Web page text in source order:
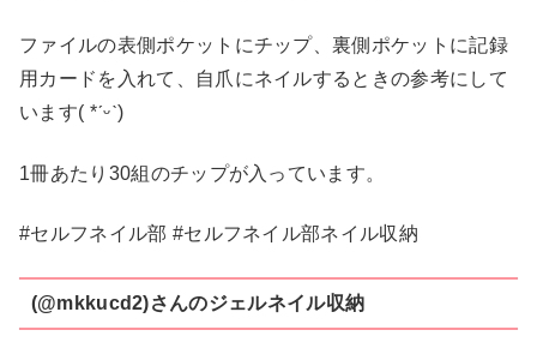
ファイルの表側ポケットにチップ、裏側ポケットに記録
用カードを入れて、自爪にネイルするときの参考にして
います( *ˊᵕˋ)
1冊あたり30組のチップが入っています。
#セルフネイル部 #セルフネイル部ネイル収納
(@mkkucd2)さんのジェルネイル収納